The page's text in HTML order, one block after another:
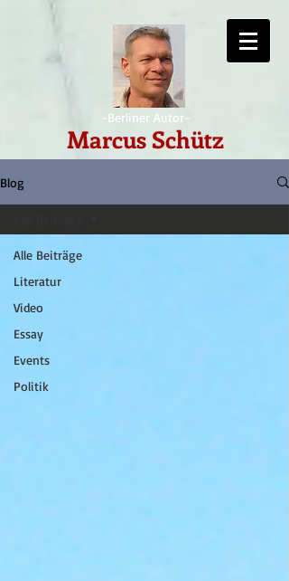
-Berliner Autor-
Marcus Schütz
Blog
Alle Beiträge
Literatur
Video
Essay
Events
Politik